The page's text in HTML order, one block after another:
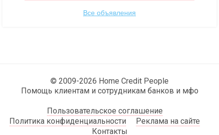
Все объявления
© 2009-2026 Home Credit People
Помощь клиентам и сотрудникам банков и мфо
Пользовательское соглашение
Политика конфиденциальности
Реклама на сайте
Контакты